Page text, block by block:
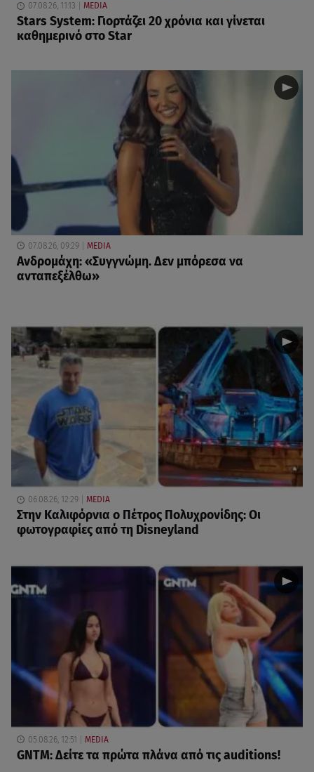
07.08.26, 11:13 MEDIA
Stars System: Γιορτάζει 20 χρόνια και γίνεται
καθημερινό στο Star
07.08.26, 09:29 MEDIA
Ανδρομάχη: «Συγγνώμη. Δεν μπόρεσα να
ανταπεξέλθω»
06.08.26, 12:29 MEDIA
Στην Καλιφόρνια ο Πέτρος Πολυχρονίδης: Οι
φωτογραφίες από τη Disneyland
05.08.26, 12:51 MEDIA
GNTM: Δείτε τα πρώτα πλάνα από τις auditions!